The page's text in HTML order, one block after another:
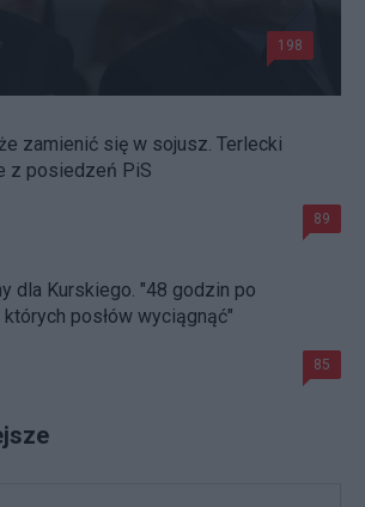
198
zamienić się w sojusz. Terlecki
z posiedzeń PiS
89
dla Kurskiego. "48 godzin po
posłów wyciągnąć"
85